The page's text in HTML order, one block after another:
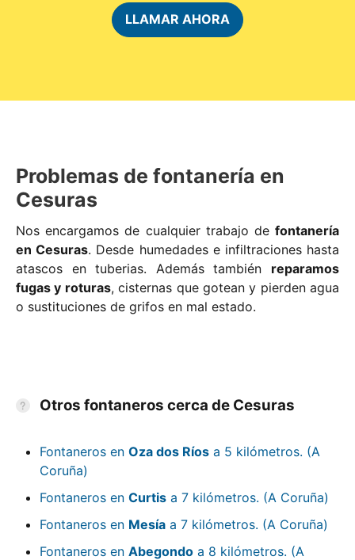
LLAMAR AHORA
Problemas de fontanería en
Cesuras
Nos encargamos de cualquier trabajo de fontanería
en Cesuras. Desde humedades e infiltraciones hasta
atascos en tuberias. Además también reparamos
fugas y roturas, cisternas que gotean y pierden agua
o sustituciones de grifos en mal estado.
Otros fontaneros cerca de Cesuras
Fontaneros en Oza dos Ríos a 5 kilómetros. (A
Coruña)
Fontaneros en Curtis a 7 kilómetros. (A Coruña)
Fontaneros en Mesía a 7 kilómetros. (A Coruña)
Fontaneros en Abegondo a 8 kilómetros. (A